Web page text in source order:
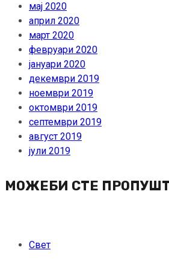
мај 2020
април 2020
март 2020
февруари 2020
јануари 2020
декември 2019
ноември 2019
октомври 2019
септември 2019
август 2019
јули 2019
МОЖЕБИ СТЕ
Свет